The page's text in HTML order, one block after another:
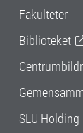
Fakulteter
Biblioteket
SLU Holding